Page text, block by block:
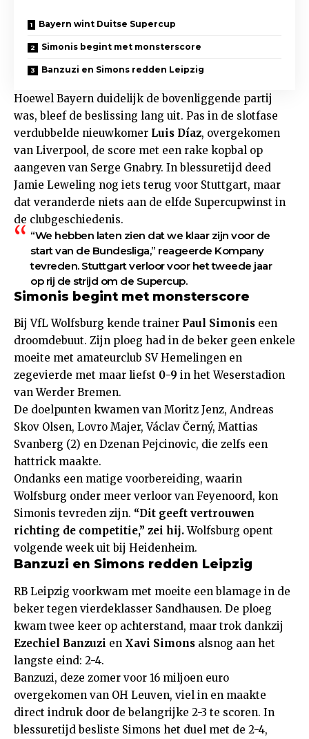
Bayern wint Duitse Supercup
Simonis begint met monsterscore
Banzuzi en Simons redden Leipzig
Hoewel Bayern duidelijk de bovenliggende partij
was, bleef de beslissing lang uit. Pas in de slotfase
verdubbelde nieuwkomer Luis Díaz, overgekomen
van Liverpool, de score met een rake kopbal op
aangeven van Serge Gnabry. In blessuretijd deed
Jamie Leweling nog iets terug voor Stuttgart, maar
dat veranderde niets aan de elfde Supercupwinst in
de clubgeschiedenis.
“We hebben laten zien dat we klaar zijn voor de
start van de Bundesliga,” reageerde Kompany
tevreden. Stuttgart verloor voor het tweede jaar
op rij de strijd om de Supercup.
Simonis begint met monsterscore
Bij VfL Wolfsburg kende trainer Paul Simonis een
droomdebuut. Zijn ploeg had in de beker geen enkele
moeite met amateurclub SV Hemelingen en
zegevierde met maar liefst 0-9 in het Weserstadion
van Werder Bremen.
De doelpunten kwamen van Moritz Jenz, Andreas
Skov Olsen, Lovro Majer, Václav Černý, Mattias
Svanberg (2) en Dzenan Pejcinovic, die zelfs een
hattrick maakte.
Ondanks een matige voorbereiding, waarin
Wolfsburg onder meer verloor van Feyenoord, kon
Simonis tevreden zijn. “Dit geeft vertrouwen
richting de competitie,” zei hij.Wolfsburg opent
volgende week uit bij Heidenheim.
Banzuzi en Simons redden Leipzig
RB Leipzig voorkwam met moeite een blamage in de
beker tegen vierdeklasser Sandhausen. De ploeg
kwam twee keer op achterstand, maar trok dankzij
Ezechiel Banzuzi en Xavi Simons alsnog aan het
langste eind: 2-4.
Banzuzi, deze zomer voor 16 miljoen euro
overgekomen van OH Leuven, viel in en maakte
direct indruk door de belangrijke 2-3 te scoren. In
blessuretijd besliste Simons het duel met de 2-4,